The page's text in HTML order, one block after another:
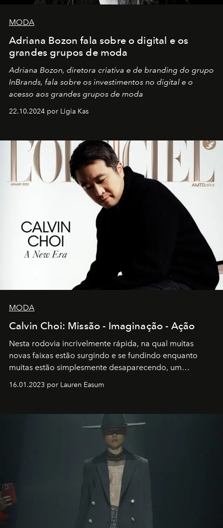
MODA
Adriana Bozon fala sobre o digital e os
grandes grupos de moda
Adriana Bozon, diretora criativa e de branding do grupo
InBrands, fala sobre os investimentos no digital e o
acesso aos grandes grupos de moda
22.10.2024 por Ligia Kas
MODA
Calvin Choi: Missão - Imaginação - Ação
Nesta rodovia incrivelmente rápida, na qual muitas
novas faixas estão surgindo e se fundindo enquanto
muitas estão simplesmente desaparecendo, um
transportador AMTD abrindo caminho para muitos
por propósitos, com um claro senso de missão na vida e
16.01.2023 por Lauren Easum